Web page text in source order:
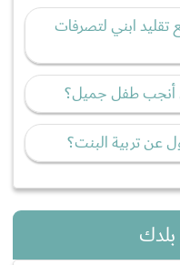
ابني لتصرفات
أنجب طفل جميل؟
عن تربية البنت؟